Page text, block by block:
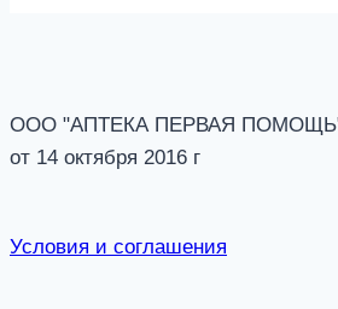
ООО "АПТЕКА ПЕРВАЯ ПОМОЩЬ"
от 14 октября 2016 г
Условия и соглашения